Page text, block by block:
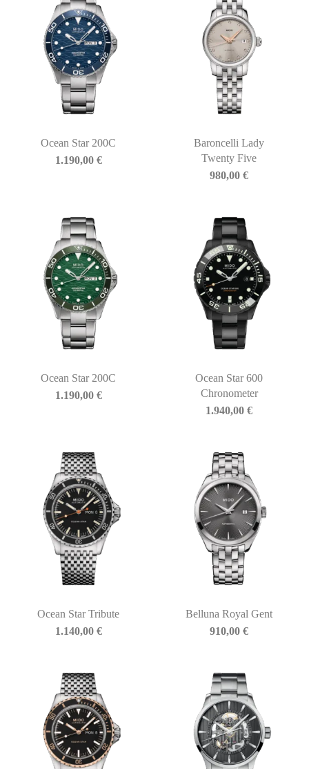
Ocean Star 200C
1.190,00 €
Baroncelli Lady
Twenty Five
980,00€
Ocean Star 200C
1.190,00 €
Ocean Star 600
Chronometer
1.940,00€
Ocean Star Tribute
1.140,00 €
Belluna Royal Gent
910,00€